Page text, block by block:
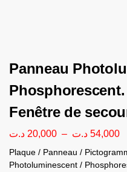
Panneau
Fenêtre de
20,000 د.ت – 54,000 د.ت
Plaque / Panneau /
Photoluminescent /